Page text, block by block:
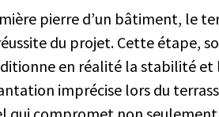
pierre d’un bâtiment, le
du projet. Cette étape,
en réalité la stabilité et
imprécise lors du